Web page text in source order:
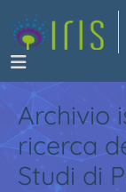
Archivio
ricerca
Studi di